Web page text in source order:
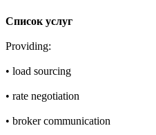
Список услуг
Providing:
• load sourcing
• rate negotiation
• broker communication